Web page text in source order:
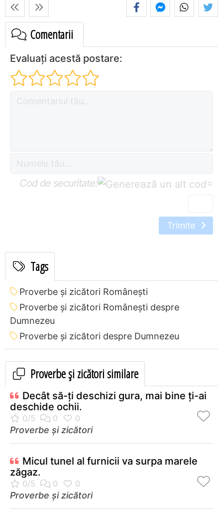
Comentarii
Evaluați acestă postare:
Cod de securitate: =
Trimite
Tags
Proverbe și zicători Româneşti
Proverbe și zicători Româneşti despre
Dumnezeu
Proverbe și zicători despre Dumnezeu
Proverbe și zicători similare
Decât să-ţi deschizi gura, mai bine ţi-ai
deschide ochii.
Proverbe și zicători
Micul tunel al furnicii va surpa marele
zăgaz.
Proverbe și zicători